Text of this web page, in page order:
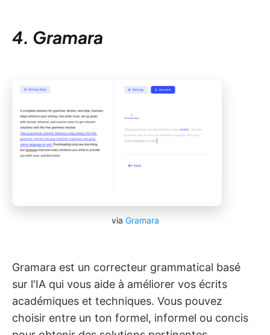
4. Gramara
via Gramara
Gramara est un correcteur grammatical basé
sur l'IA qui vous aide à améliorer vos écrits
académiques et techniques. Vous pouvez
choisir entre un ton formel, informel ou concis